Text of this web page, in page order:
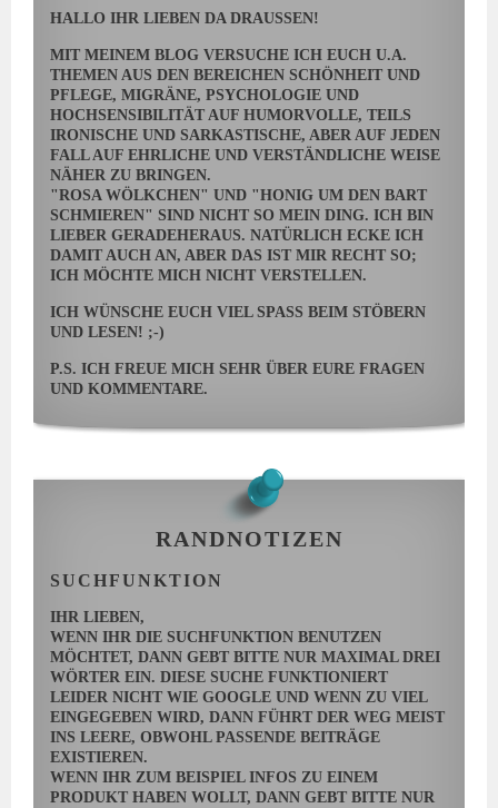
HALLO IHR LIEBEN DA DRAUSSEN!
MIT MEINEM BLOG VERSUCHE ICH EUCH U.A.
THEMEN AUS DEN BEREICHEN SCHÖNHEIT UND
PFLEGE, MIGRÄNE, PSYCHOLOGIE UND
HOCHSENSIBILITÄT AUF HUMORVOLLE, TEILS
IRONISCHE UND SARKASTISCHE, ABER AUF JEDEN
FALL AUF EHRLICHE UND VERSTÄNDLICHE WEISE
NÄHER ZU BRINGEN.
"ROSA WÖLKCHEN" UND "HONIG UM DEN BART
SCHMIEREN" SIND NICHT SO MEIN DING. ICH BIN
LIEBER GERADEHERAUS. NATÜRLICH ECKE ICH
DAMIT AUCH AN, ABER DAS IST MIR RECHT SO;
ICH MÖCHTE MICH NICHT VERSTELLEN.
ICH WÜNSCHE EUCH VIEL SPASS BEIM STÖBERN U
ND LESEN! ;-)
P.S. ICH FREUE MICH SEHR ÜBER EURE FRAGEN
UND KOMMENTARE.
RANDNOTIZEN
SUCHFUNKTION
IHR LIEBEN,
WENN IHR DIE SUCHFUNKTION BENUTZEN
MÖCHTET, DANN GEBT BITTE NUR MAXIMAL DREI
WÖRTER EIN. DIESE SUCHE FUNKTIONIERT
LEIDER NICHT WIE GOOGLE UND WENN ZU VIEL
EINGEGEBEN WIRD, DANN FÜHRT DER WEG MEIST
INS LEERE, OBWOHL PASSENDE BEITRÄGE
EXISTIEREN.
WENN IHR ZUM BEISPIEL INFOS ZU EINEM
PRODUKT HABEN WOLLT, DANN GEBT BITTE NUR